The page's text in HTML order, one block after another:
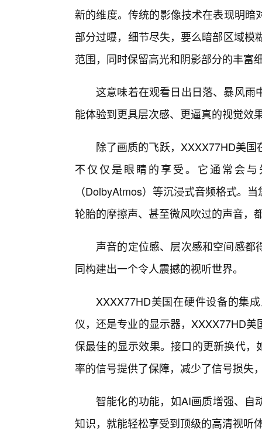
新的维度。传统的影像技术在表现明
部分过曝，细节尽失，要么暗部区域
范围，同时保留高光和阴影部分的丰富
这意味着在观看日出日落、暴风雨
能体验到更具层次感、更逼真的视觉效
除了画质的飞跃，XXXX77HD美
不仅仅是眼睛的享受。它通常会
（DolbyAtmos）等沉浸式音频格式。
轮胎的摩擦声、甚至微风吹过的声音，
声音的定位感、层次感和空间感
同构建出一个令人震撼的视听世界。
XXXX77HD美国在硬件设备的集
仪，还是专业的显示器，XXXX77HD
保最佳的显示效果。接口的更新换代
率的信号提供了保障，减少了信号损失
智能化的功能，如AI画质增强、自
知识，就能轻松享受到顶级的高清视听